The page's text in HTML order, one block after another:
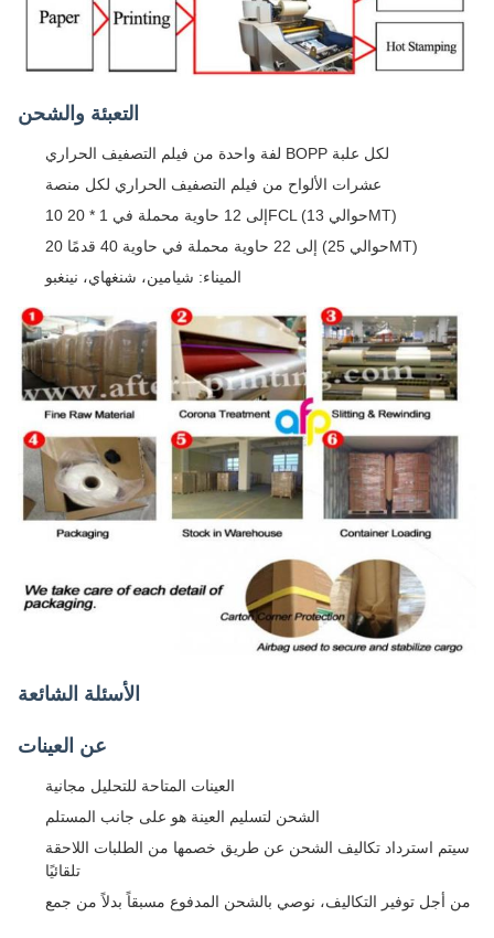
التعبئة والشحن
لفة واحدة من فيلم التصفيف الحراري BOPP لكل علبة
عشرات الألواح من فيلم التصفيف الحراري لكل منصة
10 إلى 12 حاوية محملة في 1 * 20FCL (حوالي 13MT)
20 إلى 22 حاوية محملة في حاوية 40 قدمًا (حوالي 25MT)
الميناء: شيامين، شنغهاي، نينغبو
الأسئلة الشائعة
عن العينات
العينات المتاحة للتحليل مجانية
الشحن لتسليم العينة هو على جانب المستلم
سيتم استرداد تكاليف الشحن عن طريق خصمها من الطلبات اللاحقة
تلقائيًا
من أجل توفير التكاليف، نوصي بالشحن المدفوع مسبقاً بدلاً من جمع